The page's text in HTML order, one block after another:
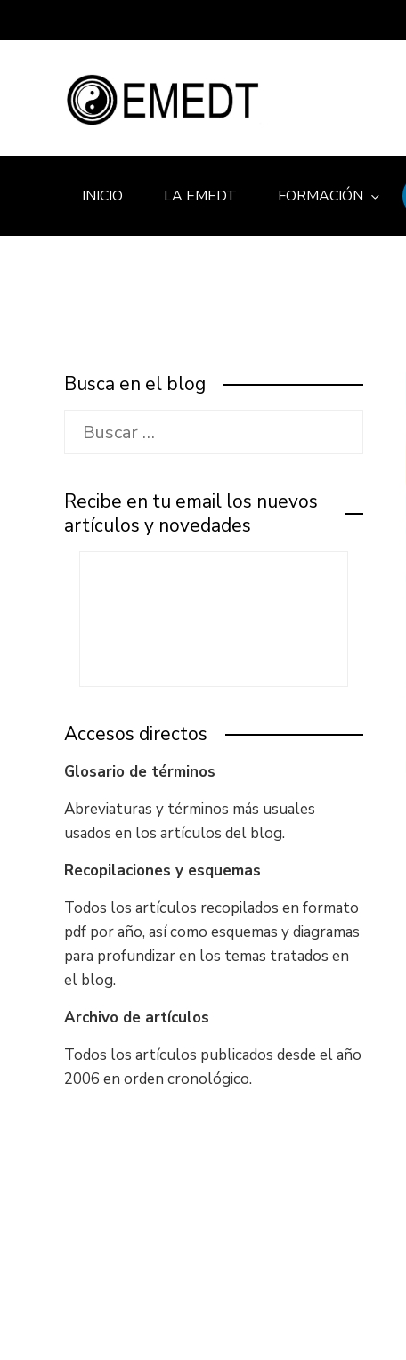
INICIO LA EMEDT FORMACIÓN
Busca en el blog
Buscar:
Recibe en tu email los nuevos
artículos y novedades
Accesos directos
Glosario de términos
Abreviaturas y términos más usuales
usados en los artículos del blog.
Recopilaciones y esquemas
Todos los artículos recopilados en formato
pdf por año, así como esquemas y diagramas
para profundizar en los temas tratados en
el blog.
Archivo de artículos
Todos los artículos publicados desde el año
2006 en orden cronológico.